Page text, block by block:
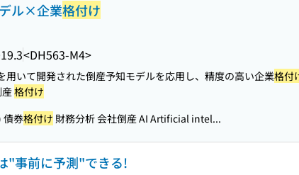
ル×企業格付け
<DH563-M4>
用いて開発された倒産予知モデルを応用し、精度の高い企業格付
格付け
債券格付け 財務分析 会社倒産 AI Artificial intel...
"事前に予測"できる!